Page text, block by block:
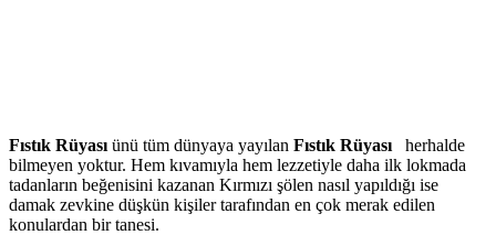
Fıstık Rüyası ünü tüm dünyaya yayılan Fıstık Rüyası
herhalde
bilmeyen yoktur. Hem kıvamıyla hem lezzetiyle daha ilk lokmada
tadanların beğenisini kazanan Kırmızı şölen nasıl yapıldığı ise
damak zevkine düşkün kişiler tarafından en çok merak edilen
konulardan bir tanesi.